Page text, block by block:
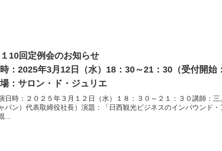
10回定例会のお知らせ
：2025年3月12日（水）18：30～21：30（受付開始
：サロン・ド・ジュリエ
日時：２０２５年３月１２日（水）１８：３０～２１：３０講師：
パン）代表取締役社長）演題：「日西観光ビジネスのインバウンド
...